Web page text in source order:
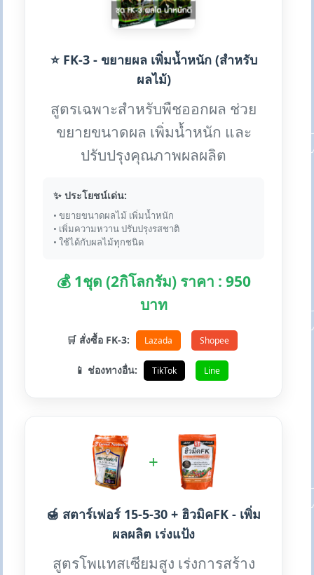
⭐ FK-3 - ขยายผล เพิ่มน้ำหนัก (สำหรับ
ผลไม้)
สูตรเฉพาะสำหรับพืชออกผล ช่วย
ขยายขนาดผล เพิ่มน้ำหนัก และ
ปรับปรุงคุณภาพผลผลิต
✨ ประโยชน์เด่น:
• ขยายขนาดผลไม้ เพิ่มน้ำหนัก
• เพิ่มความหวาน ปรับปรุงรสชาติ
• ใช้ได้กับผลไม้ทุกชนิด
💰 1ชุด (2กิโลกรัม) ราคา : 950
บาท
🛒 สั่งซื้อ FK-3: Lazada Shopee
📱 ช่องทางอื่น: TikTok Line
+
🍯 สตาร์เฟอร์ 15-5-30 + ฮิวมิคFK - เพิ่ม
ผลผลิต เร่งแป้ง
สูตรโพแทสเซียมสูง เร่งการสร้าง